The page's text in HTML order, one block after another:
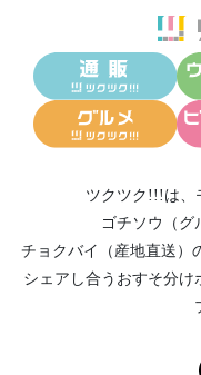
ツクツク!!!は、
ゴチソウ（グ
チョクバイ（産地直送）
シェアし合う おすそ分け